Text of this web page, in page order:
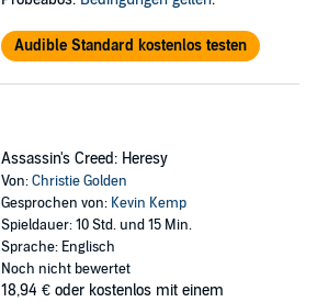
Audible Standard kostenlos testen
Assassin's Creed: Heresy
Von:Christie Golden
Gesprochen von: Kevin Kemp
Spieldauer: 10 Std. und 15 Min.
Sprache: Englisch
Noch nicht bewertet
18,94 € oder kostenlos mit einem